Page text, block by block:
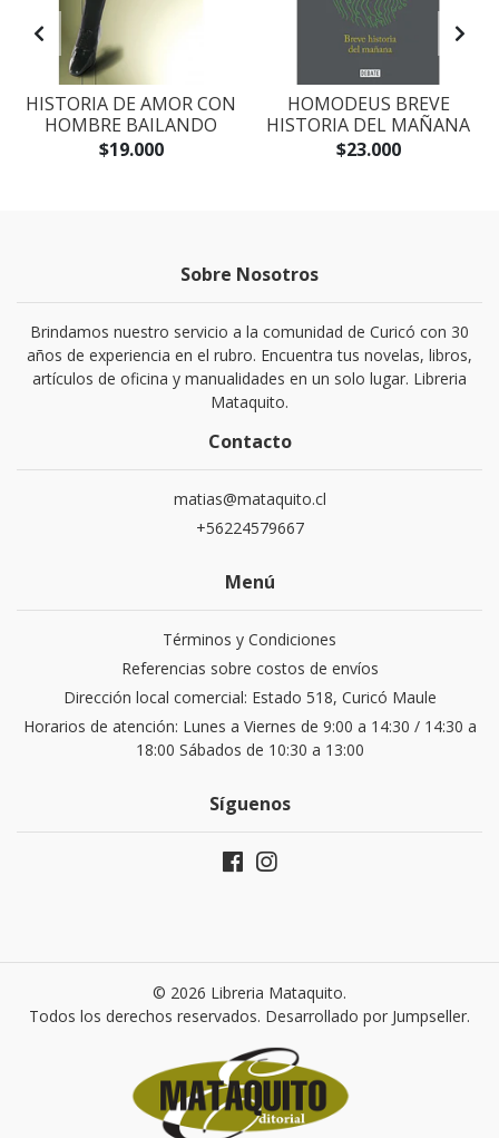
HISTORIA DE AMOR CON
HOMBRE BAILANDO
$19.000
HOMODEUS BREVE
HISTORIA DEL MAÑANA
$23.000
Sobre Nosotros
Brindamos nuestro servicio a la comunidad de Curicó con 30
años de experiencia en el rubro. Encuentra tus novelas, libros,
artículos de oficina y manualidades en un solo lugar. Libreria
Mataquito.
Contacto
matias@mataquito.cl
+56224579667
Menú
Términos y Condiciones
Referencias sobre costos de envíos
Dirección local comercial: Estado 518, Curicó Maule
Horarios de atención: Lunes a Viernes de 9:00 a 14:30 / 14:30 a
18:00 Sábados de 10:30 a 13:00
Síguenos
© 2026 Libreria Mataquito.
Todos los derechos reservados. Desarrollado por Jumpseller.